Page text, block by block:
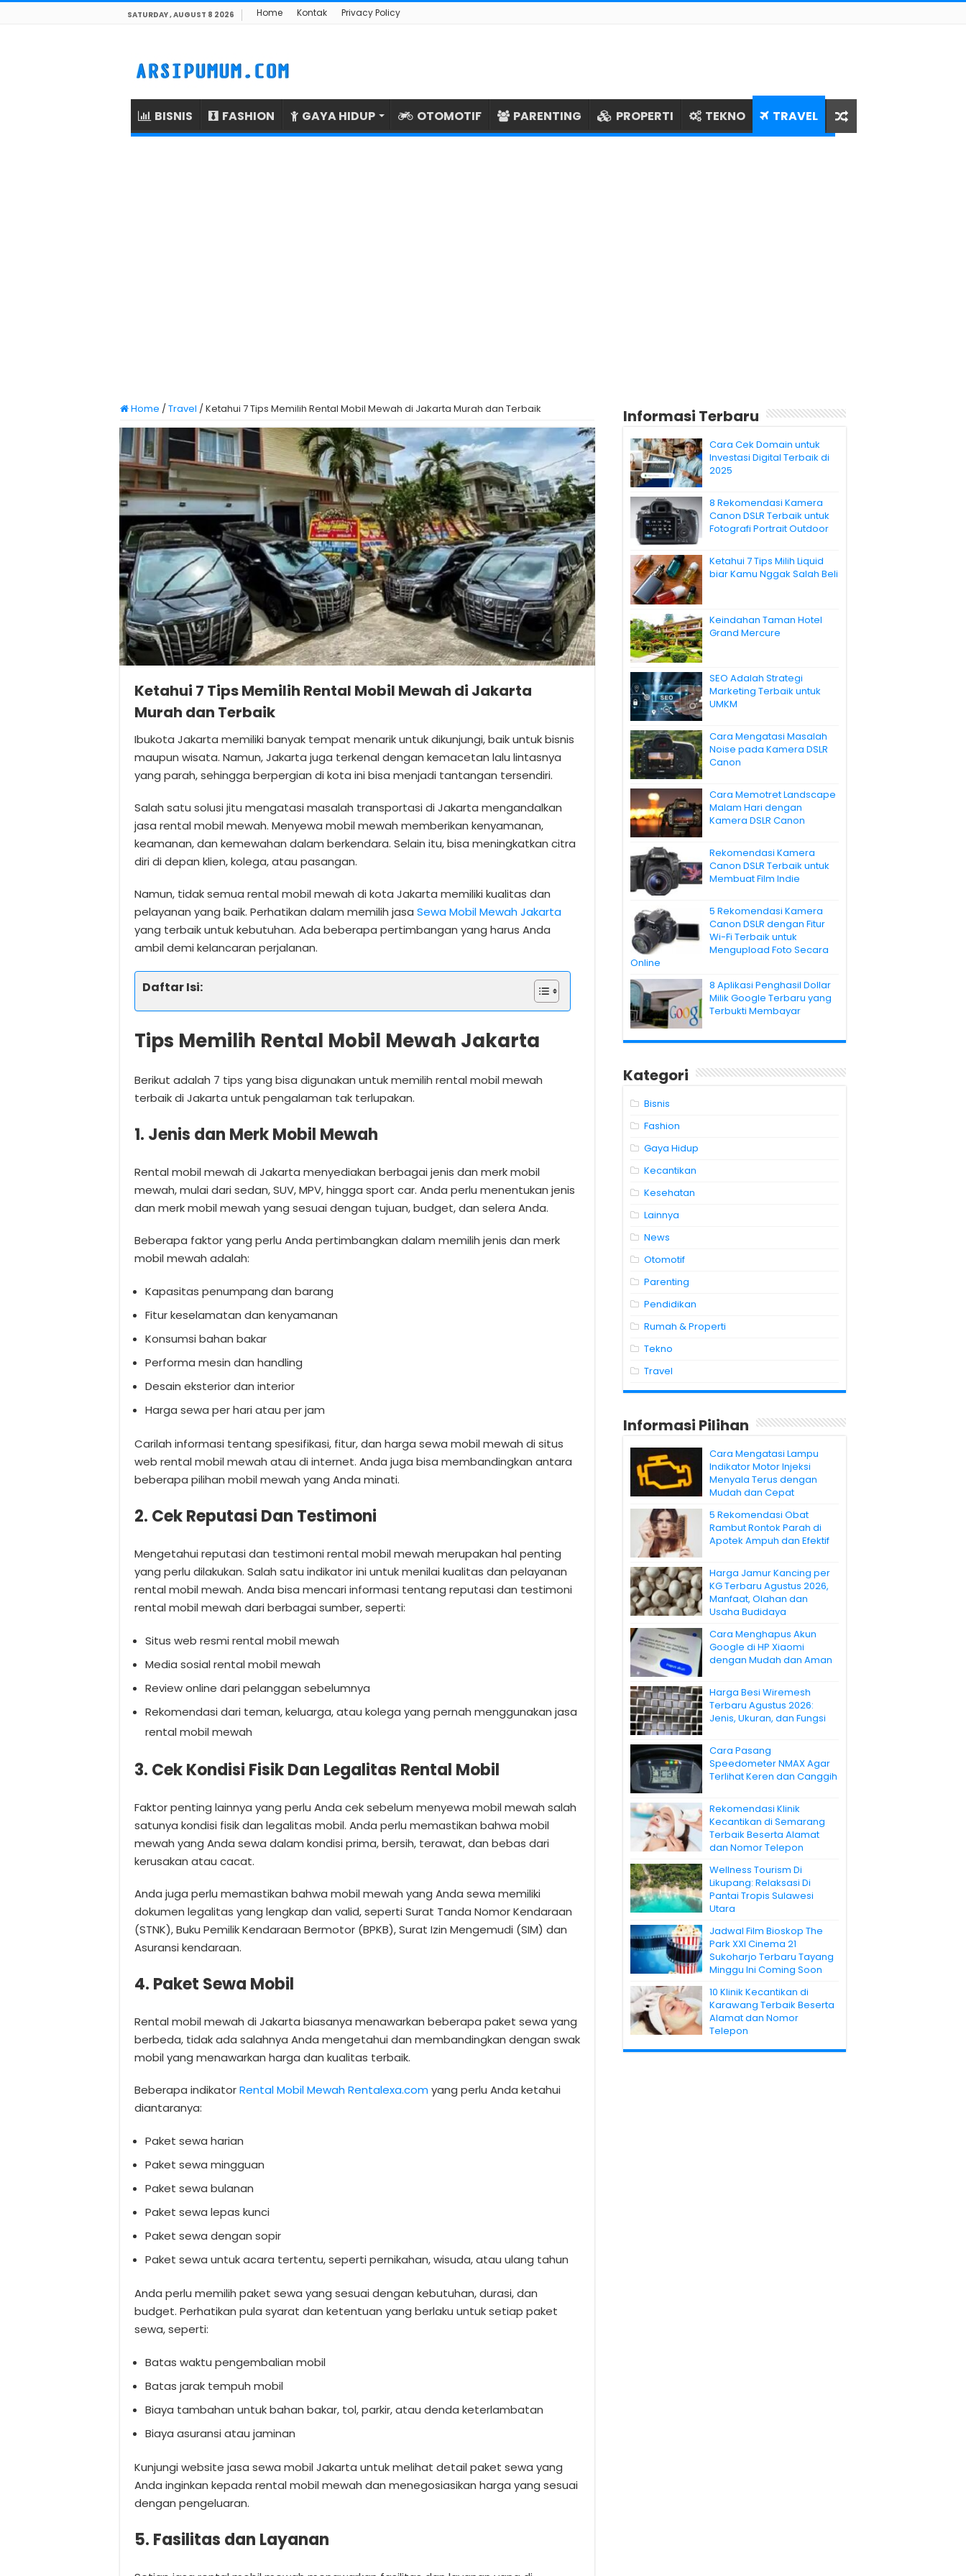
SATURDAY , AUGUST 8 2026 Home Kontak Privacy Policy
BISNIS FASHION GAYA HIDUP OTOMOTIF PARENTING PROPERTI TEKNO TRAVEL
Home /Travel /Ketahui 7 Tips Memilih Rental Mobil Mewah di Jakarta Murah dan Terbaik
Ketahui 7 Tips Memilih Rental Mobil Mewah di Jakarta
Murah dan Terbaik
Ibukota Jakarta memiliki banyak tempat menarik untuk dikunjungi, baik untuk bisnis
maupun wisata. Namun, Jakarta juga terkenal dengan kemacetan lalu lintasnya
yang parah, sehingga berpergian di kota ini bisa menjadi tantangan tersendiri.
Salah satu solusi jitu mengatasi masalah transportasi di Jakarta mengandalkan
jasa rental mobil mewah. Menyewa mobil mewah memberikan kenyamanan,
keamanan, dan kemewahan dalam berkendara. Selain itu, bisa meningkatkan citra
diri di depan klien, kolega, atau pasangan.
Namun, tidak semua rental mobil mewah di kota Jakarta memiliki kualitas dan
pelayanan yang baik. Perhatikan dalam memilih jasa Sewa Mobil Mewah Jakarta
yang terbaik untuk kebutuhan. Ada beberapa pertimbangan yang harus Anda
ambil demi kelancaran perjalanan.
Daftar Isi:
Tips Memilih Rental Mobil Mewah Jakarta
Berikut adalah 7 tips yang bisa digunakan untuk memilih rental mobil mewah
terbaik di Jakarta untuk pengalaman tak terlupakan.
1. Jenis dan Merk Mobil Mewah
Rental mobil mewah di Jakarta menyediakan berbagai jenis dan merk mobil
mewah, mulai dari sedan, SUV, MPV, hingga sport car. Anda perlu menentukan jenis
dan merk mobil mewah yang sesuai dengan tujuan, budget, dan selera Anda.
Beberapa faktor yang perlu Anda pertimbangkan dalam memilih jenis dan merk
mobil mewah adalah:
Kapasitas penumpang dan barang
Fitur keselamatan dan kenyamanan
Konsumsi bahan bakar
Performa mesin dan handling
Desain eksterior dan interior
Harga sewa per hari atau per jam
Carilah informasi tentang spesifikasi, fitur, dan harga sewa mobil mewah di situs
web rental mobil mewah atau di internet. Anda juga bisa membandingkan antara
beberapa pilihan mobil mewah yang Anda minati.
2. Cek Reputasi Dan Testimoni
Mengetahui reputasi dan testimoni rental mobil mewah merupakan hal penting
yang perlu dilakukan. Salah satu indikator ini untuk menilai kualitas dan pelayanan
rental mobil mewah. Anda bisa mencari informasi tentang reputasi dan testimoni
rental mobil mewah dari berbagai sumber, seperti:
Situs web resmi rental mobil mewah
Media sosial rental mobil mewah
Review online dari pelanggan sebelumnya
Rekomendasi dari teman, keluarga, atau kolega yang pernah menggunakan jasa
rental mobil mewah
3. Cek Kondisi Fisik Dan Legalitas Rental Mobil
Faktor penting lainnya yang perlu Anda cek sebelum menyewa mobil mewah salah
satunya kondisi fisik dan legalitas mobil. Anda perlu memastikan bahwa mobil
mewah yang Anda sewa dalam kondisi prima, bersih, terawat, dan bebas dari
kerusakan atau cacat.
Anda juga perlu memastikan bahwa mobil mewah yang Anda sewa memiliki
dokumen legalitas yang lengkap dan valid, seperti Surat Tanda Nomor Kendaraan
(STNK), Buku Pemilik Kendaraan Bermotor (BPKB), Surat Izin Mengemudi (SIM) dan
Asuransi kendaraan.
4. Paket Sewa Mobil
Rental mobil mewah di Jakarta biasanya menawarkan beberapa paket sewa yang
berbeda, tidak ada salahnya Anda mengetahui dan membandingkan dengan swak
mobil yang menawarkan harga dan kualitas terbaik.
Beberapa indikatorRental Mobil Mewah Rentalexa.comyang perlu Anda ketahui
diantaranya:
Paket sewa harian
Paket sewa mingguan
Paket sewa bulanan
Paket sewa lepas kunci
Paket sewa dengan sopir
Paket sewa untuk acara tertentu, seperti pernikahan, wisuda, atau ulang tahun
Anda perlu memilih paket sewa yang sesuai dengan kebutuhan, durasi, dan
budget. Perhatikan pula syarat dan ketentuan yang berlaku untuk setiap paket
sewa, seperti:
Batas waktu pengembalian mobil
Batas jarak tempuh mobil
Biaya tambahan untuk bahan bakar, tol, parkir, atau denda keterlambatan
Biaya asuransi atau jaminan
Kunjungi website jasa sewa mobil Jakarta untuk melihat detail paket sewa yang
Anda inginkan kepada rental mobil mewah dan menegosiasikan harga yang sesuai
dengan pengeluaran.
5. Fasilitas dan Layanan
Informasi Terbaru
Cara Cek Domain untuk
Investasi Digital Terbaik di
2025
8 Rekomendasi Kamera
Canon DSLR Terbaik untuk
Fotografi Portrait Outdoor
Ketahui 7 Tips Milih Liquid
biar Kamu Nggak Salah Beli
Keindahan Taman Hotel
Grand Mercure
SEO Adalah Strategi
Marketing Terbaik untuk
UMKM
Cara Mengatasi Masalah
Noise pada Kamera DSLR
Canon
Cara Memotret Landscape
Malam Hari dengan
Kamera DSLR Canon
Rekomendasi Kamera
Canon DSLR Terbaik untuk
Membuat Film Indie
5 Rekomendasi Kamera
Canon DSLR dengan Fitur
Wi-Fi Terbaik untuk
Mengupload Foto Secara
Online
8 Aplikasi Penghasil Dollar
Milik Google Terbaru yang
Terbukti Membayar
Kategori
Bisnis
Fashion
Gaya Hidup
Kecantikan
Kesehatan
Lainnya
News
Otomotif
Parenting
Pendidikan
Rumah & Properti
Tekno
Travel
Informasi Pilihan
Cara Mengatasi Lampu
Indikator Motor Injeksi
Menyala Terus dengan
Mudah dan Cepat
5 Rekomendasi Obat
Rambut Rontok Parah di
Apotek Ampuh dan Efektif
Harga Jamur Kancing per
KG Terbaru Agustus 2026,
Manfaat, Olahan dan
Usaha Budidaya
Cara Menghapus Akun
Google di HP Xiaomi
dengan Mudah dan Aman
Harga Besi Wiremesh
Terbaru Agustus 2026:
Jenis, Ukuran, dan Fungsi
Cara Pasang
Speedometer NMAX Agar
Terlihat Keren dan Canggih
Rekomendasi Klinik
Kecantikan di Semarang
Terbaik Beserta Alamat
dan Nomor Telepon
Wellness Tourism Di
Likupang: Relaksasi Di
Pantai Tropis Sulawesi
Utara
Jadwal Film Bioskop The
Park XXI Cinema 21
Sukoharjo Terbaru Tayang
Minggu Ini Coming Soon
10 Klinik Kecantikan di
Karawang Terbaik Beserta
Alamat dan Nomor
Telepon